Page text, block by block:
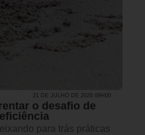
21 DE JULHO DE 2026 09H00
o desafio de
para trás práticas